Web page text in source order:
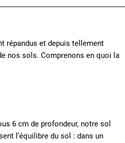
répandus et depuis tellement
nos sols. Comprenons en quoi la
6 cm de profondeur, notre sol
l’équilibre du sol : dans un